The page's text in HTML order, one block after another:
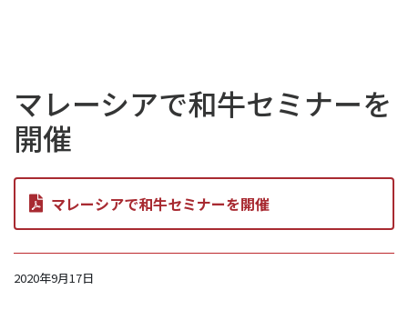
マレーシアで和牛セミナーを
開催
マレーシアで和牛セミナーを開催
2020年9月17日